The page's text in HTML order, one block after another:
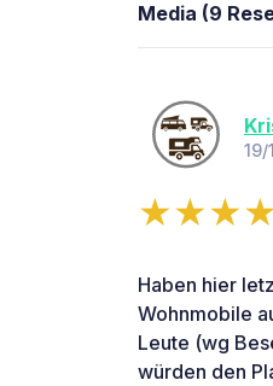
Media (9
19/
Haben hier
Wohnmobile
Leute (wg
würden den